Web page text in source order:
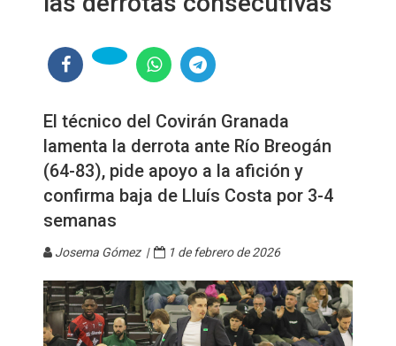
El técnico del Covirán Granada
lamenta la derrota ante Río Breogán
(64-83), pide apoyo a la afición y
confirma baja de Lluís Costa por 3-4
semanas
Josema Gómez | 1 de febrero de 2026